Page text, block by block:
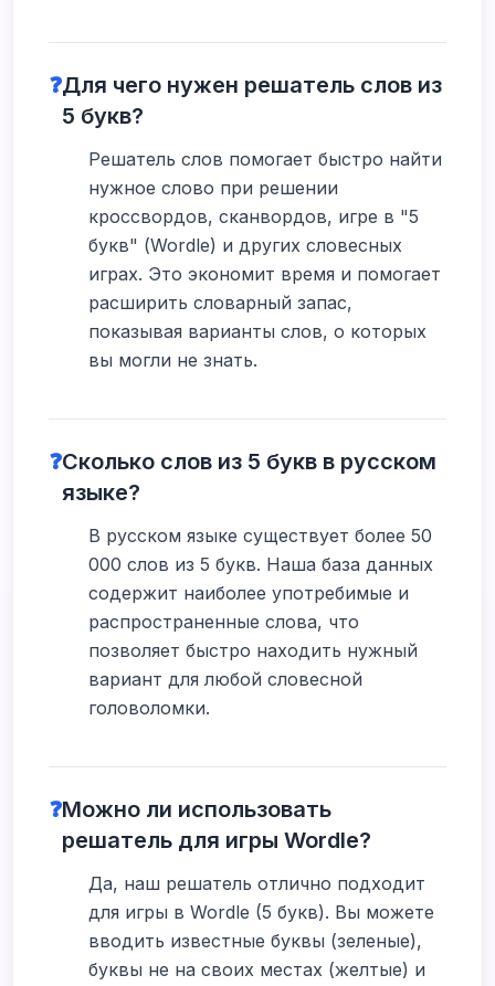
❓Для чего нужен решатель слов из
5 букв?
Решатель слов помогает быстро найти
нужное слово при решении
кроссвордов, сканвордов, игре в "5
букв" (Wordle) и других словесных
играх. Это экономит время и помогает
расширить словарный запас,
показывая варианты слов, о которых
вы могли не знать.
❓Сколько слов из 5 букв в русском
языке?
В русском языке существует более 50
000 слов из 5 букв. Наша база данных
содержит наиболее употребимые и
распространенные слова, что
позволяет быстро находить нужный
вариант для любой словесной
головоломки.
❓Можно ли использовать
решатель для игры Wordle?
Да, наш решатель отлично подходит
для игры в Wordle (5 букв). Вы можете
вводить известные буквы (зеленые),
буквы не на своих местах (желтые) и